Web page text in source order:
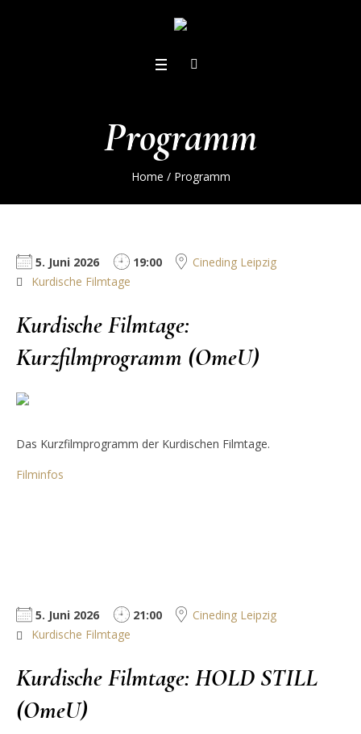
Programm
Home / Programm
5. Juni 2026 19:00
Cineding Leipzig
Kurdische Filmtage
Kurdische Filmtage:
Kurzfilmprogramm (OmeU)
Das Kurzfilmprogramm der Kurdischen Filmtage.
Filminfos
5. Juni 2026 21:00
Cineding Leipzig
Kurdische Filmtage
Kurdische Filmtage: HOLD STILL
(OmeU)